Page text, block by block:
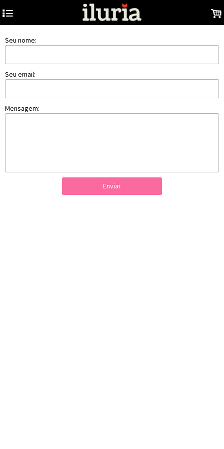
4 .
Seu nome:
Seu email:
Mensagem:
Enviar